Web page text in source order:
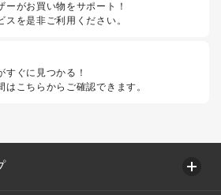
ーがお買い物をサポート！
スを是非ご利用ください。
すぐに見つかる！
はこちらからご確認できます。